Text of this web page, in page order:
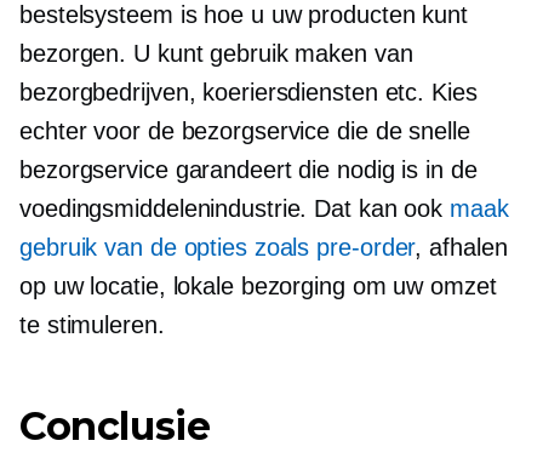
bestelsysteem is hoe u uw producten kunt
bezorgen. U kunt gebruik maken van
bezorgbedrijven, koeriersdiensten etc. Kies
echter voor de bezorgservice die de snelle
bezorgservice garandeert die nodig is in de
voedingsmiddelenindustrie. Dat kan ook maak
gebruik van de opties zoals pre-order, afhalen
op uw locatie, lokale bezorging om uw omzet
te stimuleren.
Conclusie